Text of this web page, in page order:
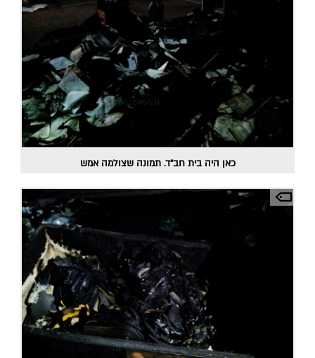
כאן היה בית חב"ד. תמונה שצולמה אמש